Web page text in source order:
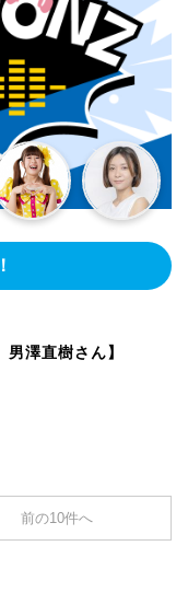
澤直樹さん】
前の10件へ